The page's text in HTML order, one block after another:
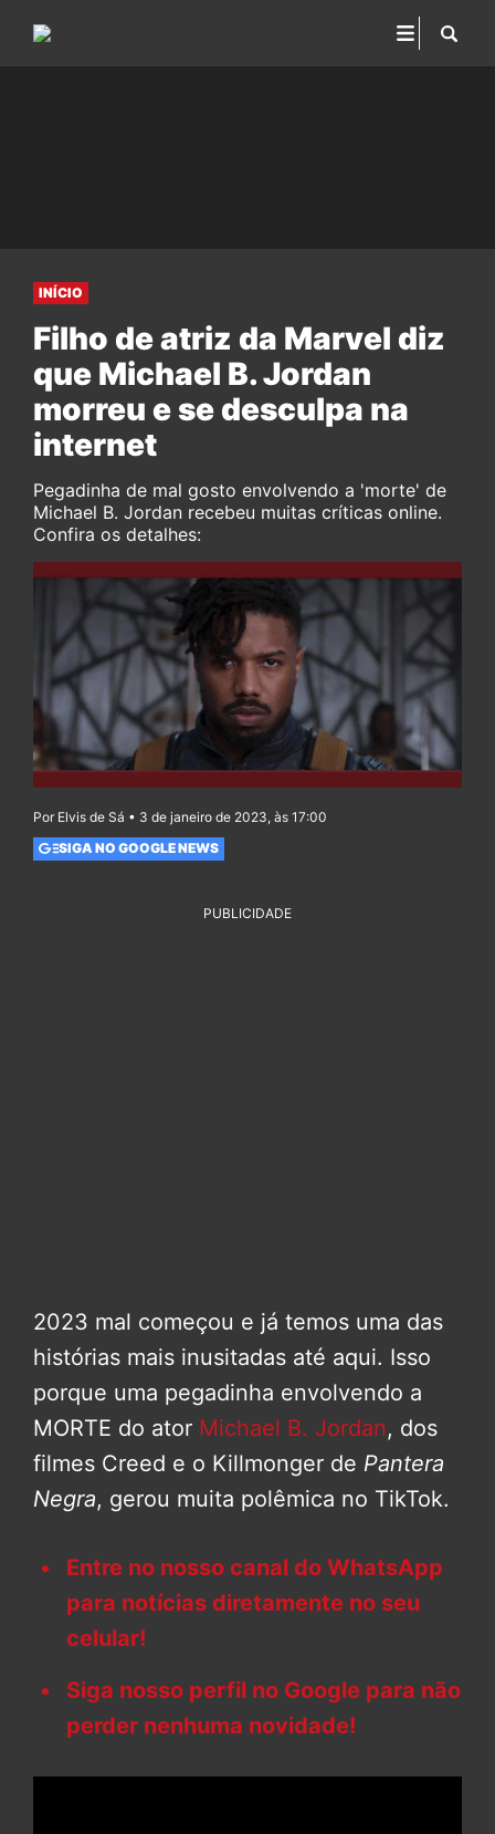
INÍCIO
Filho de atriz da Marvel diz
que Michael B. Jordan
morreu e se desculpa na
internet
Pegadinha de mal gosto envolvendo a 'morte' de
Michael B. Jordan recebeu muitas críticas online.
Confira os detalhes:
Por Elvis de Sá • 3 de janeiro de 2023, às 17:00
SIGA NO GOOGLE NEWS
PUBLICIDADE
2023 mal começou e já temos uma das
histórias mais inusitadas até aqui. Isso
porque uma pegadinha envolvendo a
MORTE do ator Michael B. Jordan, dos
filmes Creed e o Killmonger de Pantera
Negra, gerou muita polêmica no TikTok.
Entre no nosso canal do WhatsApp
para notícias diretamente no seu
celular!
Siga nosso perfil no Google para não
perder nenhuma novidade!